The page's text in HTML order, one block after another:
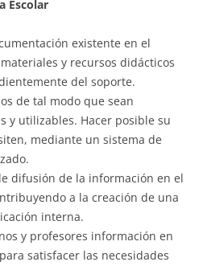
Escolar
existente en el
y recursos didácticos
del soporte.
de tal modo que sean
y utilizables. Hacer posible su
mediante un sistema de
difusión de la información en el
a la creación de una
interna.
y profesores información en
satisfacer las necesidades